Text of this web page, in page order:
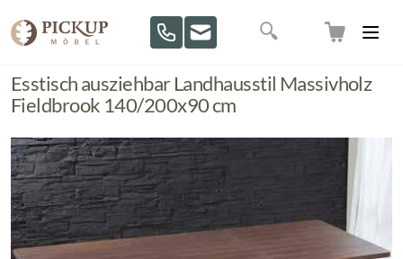
Suche
Esstisch ausziehbar Landhausstil Massivholz
Fieldbrook 140/200x90 cm